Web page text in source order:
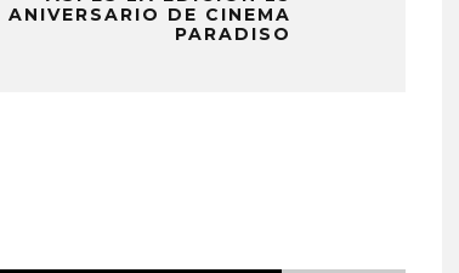
ANIVERSARIO DE CINEMA
PARADISO